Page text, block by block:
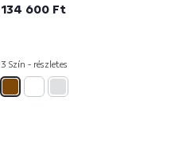
134 600 Ft
3 Szín - részletes